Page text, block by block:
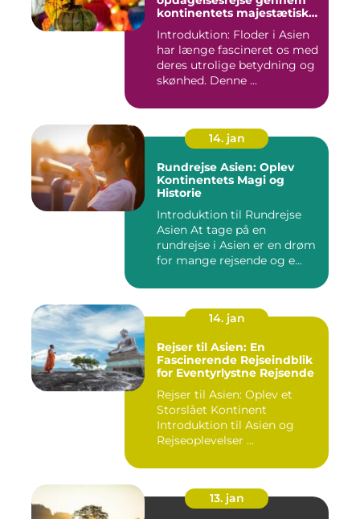
kontinentets majestætiske
Introduktion: Floder i Asien
har længe fascineret os med
deres utrolige betydning og
skønhed. Denne ...
14. jan
Rundrejse Asien: Oplev
Kontinentets Magi og
Historie
Introduktion til Rundrejse
Asien At tage på en
rundrejse i Asien er en drøm
for mange rejsende og e...
14. jan
Rejser til Asien: En
Fascinerende Rejseindblik
for Eventyrlystne Rejsende
Rejser til Asien: Oplev et
Storslået Kontinent
Introduktion til Asien og
Rejseoplevelser ...
13. jan